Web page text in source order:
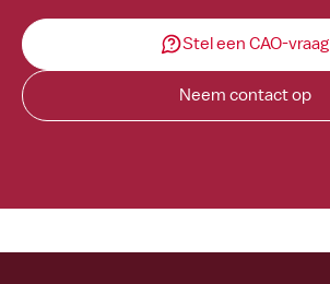
Stel een CAO-vraag
Neem contact op